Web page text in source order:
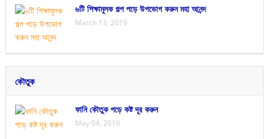
৬টি শিক্ষামূলক গল্প পড়ে উপভোগ করুন মহা আনন্দ
March 13, 2019
কৌতুক
ফানি কৌতুক পড়ে কষ্ট দূর করুন
May 04, 2019